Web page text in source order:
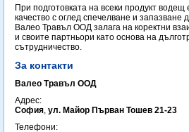
При подготовката на всеки продукт
качество с оглед спечелване и запазване
Валео Травъл ООД залага на коректни
и своите партньори като основа на
сътрудничество.
За контакти
Валео Травъл ООД
Адрес:
София, ул. Майор Първан Тошев 21-23
Телефони: